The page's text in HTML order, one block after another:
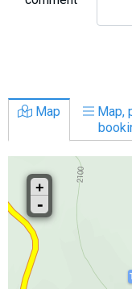
Map
Map,